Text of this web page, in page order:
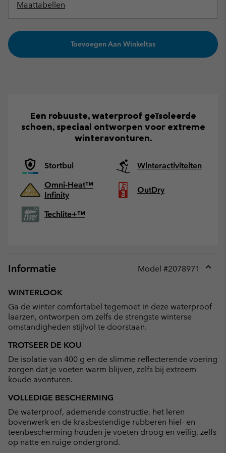
Maattabellen
Toevoegen Aan Winkeltas
Een robuuste, waterproof geïsoleerde
schoen, speciaal ontworpen voor extreme
winteravonturen.
Stortbui
Winteractiviteiten
Omni-Heat™
Infinity
OutDry
Techlite+™
Informatie Model #2078971
WINTERLOOK
Ga de winter comfortabel tegemoet in deze waterproof
laarzen, ontworpen om zelfs de strengste winterse
omstandigheden stijlvol te doorstaan.
TROTSEER DE KOU
De isolatie van 400 g en de slimme reflecterende voering
zorgen dat je voeten warm blijven, zelfs bij extreem
koude avonturen.
VOLLEDIGE BESCHERMING
De waterproof, ademende constructie, het leren
bovenwerk en de krasbestendige rubberen hiel- en
teenbescherming houden je voeten droog en veilig, zelfs
op natte en ruige ondergrond.